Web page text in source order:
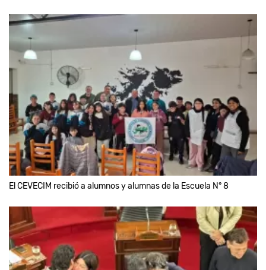
El CEVECIM recibió a alumnos y alumnas de la Escuela N° 8